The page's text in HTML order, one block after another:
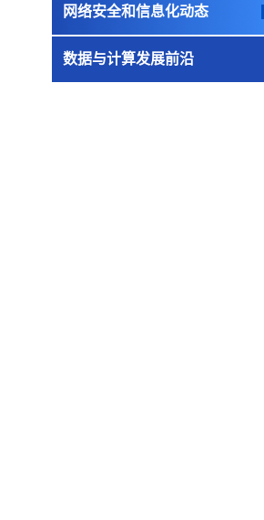
网络安全和信息化动态
数据与计算发展前沿